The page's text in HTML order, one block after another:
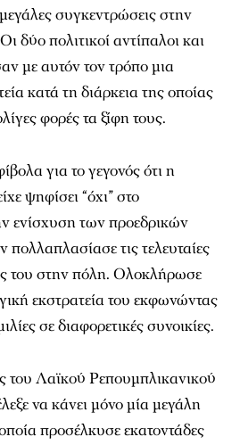
συγκεντρώσεις στην
δύο πολιτικοί αντίπαλοι και
με αυτόν τον τρόπο μια
κατά τη διάρκεια της οποίας
φορές τα ξίφη τους.
για το γεγονός ότι η
ψηφίσει “όχι” στο
ενίσχυση των προεδρικών
τις τελευταίες
του στην πόλη. Ολοκλήρωσε
εκστρατεία του εκφωνώντας
σε διαφορετικές συνοικίες.
του Λαϊκού Ρεπουμπλικανικού
να κάνει μόνο μία μεγάλη
προσέλκυσε εκατοντάδες